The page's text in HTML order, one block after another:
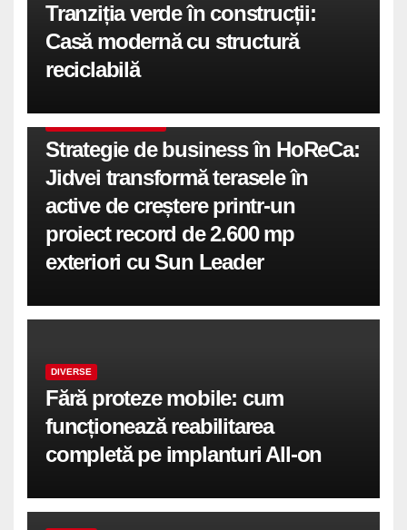
Tranziția verde în construcții:
Casă modernă cu structură
reciclabilă
Strategie de business în HoReCa:
Jidvei transformă terasele în
active de creștere printr-un
proiect record de 2.600 mp
exteriori cu Sun Leader
DIVERSE
Fără proteze mobile: cum
funcționează reabilitarea
completă pe implanturi All-on